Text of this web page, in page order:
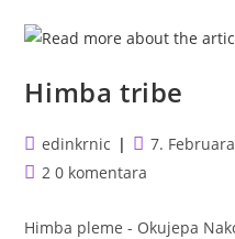
Himba tribe
Post
author:
edinkrnic
Post
published:
7.
Post2 0 komentara
Himba pleme - Okujepa